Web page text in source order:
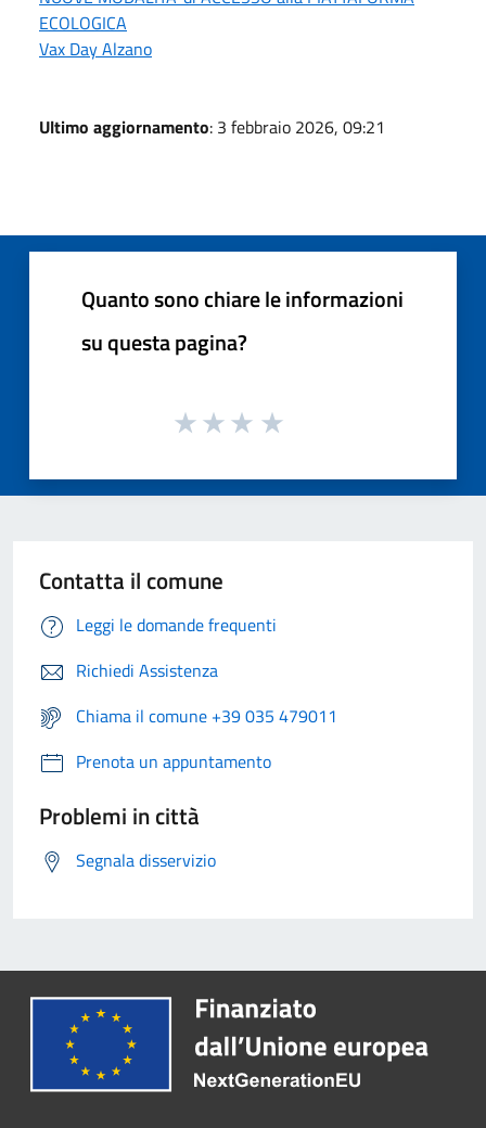
ECOLOGICA
Vax Day Alzano
Ultimo aggiornamento: 3 febbraio 2026, 09:21
Quanto sono chiare le informazioni
su questa pagina?
Contatta il comune
Leggi le domande frequenti
Richiedi Assistenza
Chiama il comune +39 035 479011
Prenota un appuntamento
Problemi in città
Segnala disservizio